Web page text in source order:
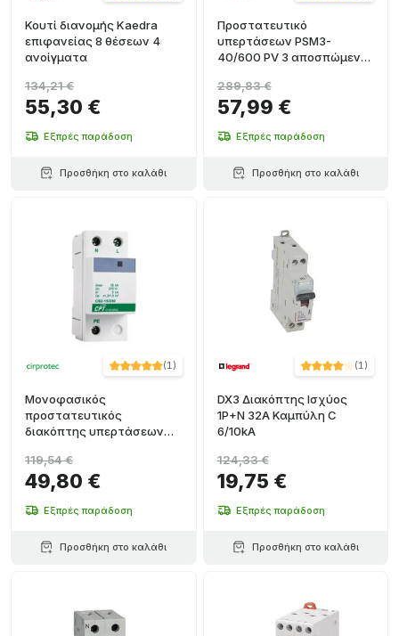
Κουτί διανομής Kaedra
επιφανείας 8 θέσεων 4
ανοίγματα
55,30 €
134,21 €
Εξπρές παράδοση
Προσθήκη στο καλάθι
Προστατευτικό
υπερτάσεων PSM3-
40/600 PV 3 αποσπώμενα
57,99 €
289,83 €
Εξπρές παράδοση
Προσθήκη στο καλάθι
(1)
Μονοφασικός
προστατευτικός
διακόπτης υπερτάσεων
49,80 €
119,54 €
Εξπρές παράδοση
Προσθήκη στο καλάθι
(1)
DX3 Διακόπτης Ισχύος
1P+N 32A Καμπύλη C
6/10kA
19,75 €
124,33 €
Εξπρές παράδοση
Προσθήκη στο καλάθι